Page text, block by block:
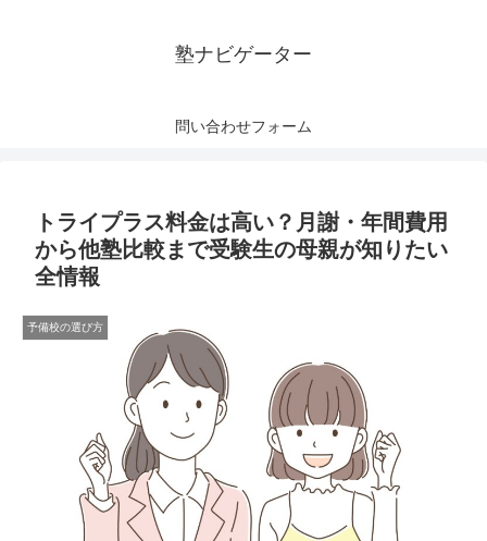
塾ナビゲーター
問い合わせフォーム
トライプラス料金は高い？月謝・年間費用
から他塾比較まで受験生の母親が知りたい
全情報
予備校の選び方